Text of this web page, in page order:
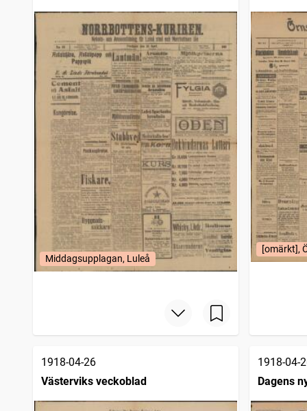
Middagsupplagan, Luleå
[omärkt],
1918-04-26
Västerviks veckoblad
1918-04-
Dagens